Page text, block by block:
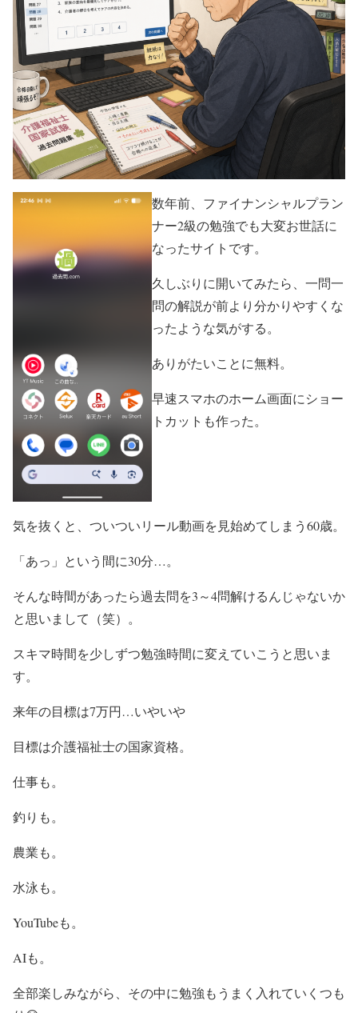
数年前、ファイナンシャルプラン
ナー2級の勉強でも大変お世話に
なったサイトです。
久しぶりに開いてみたら、一問一
問の解説が前より分かりやすくな
ったような気がする。
ありがたいことに無料。
早速スマホのホーム画面にショー
トカットも作った。
気を抜くと、ついついリール動画を見始めてしまう60歳。
「あっ」という間に30分…。
そんな時間があったら過去問を3～4問解けるんじゃないか
と思いまして（笑）。
スキマ時間を少しずつ勉強時間に変えていこうと思いま
す。
来年の目標は7万円…いやいや
目標は介護福祉士の国家資格。
仕事も。
釣りも。
農業も。
水泳も。
YouTubeも。
AIも。
全部楽しみながら、その中に勉強もうまく入れていくつも